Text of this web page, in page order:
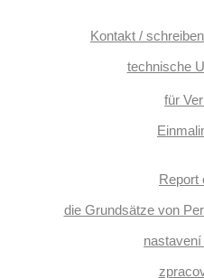
Kontakt /
technische
für
Report
die Grundsätze von